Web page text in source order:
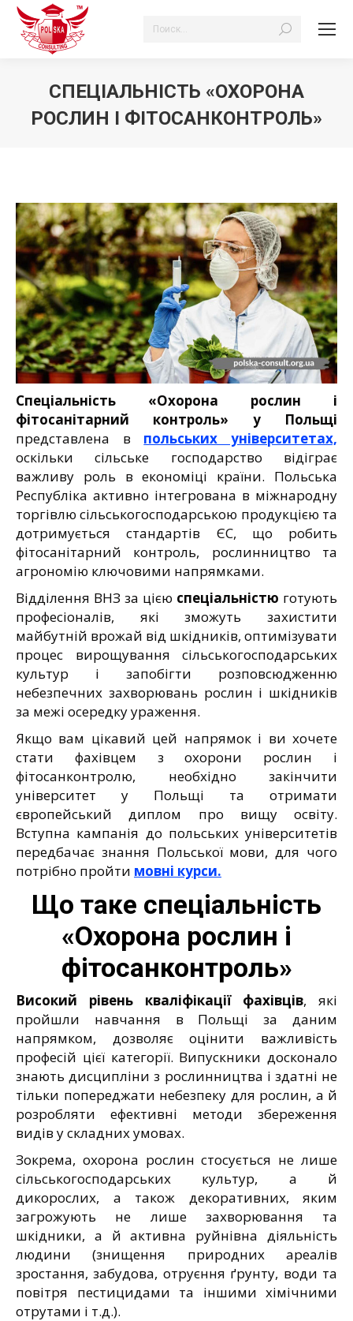
Search:
СПЕЦІАЛЬНІСТЬ «ОХОРОНА
РОСЛИН І ФІТОСАНКОНТРОЛЬ»
Спеціальність «Охорона рослин і
фітосанітарний контроль» у Польщі
представлена в польських університетах,
оскільки сільське господарство відіграє
важливу роль в економіці країни. Польська
Республіка активно інтегрована в міжнародну
торгівлю сільськогосподарською продукцією та
дотримується стандартів ЄС, що робить
фітосанітарний контроль, рослинництво та
агрономію ключовими напрямками.
Відділення ВНЗ за цією спеціальністю готують
професіоналів, які зможуть захистити
майбутній врожай від шкідників, оптимізувати
процес вирощування сільськогосподарських
культур і запобігти розповсюдженню
небезпечних захворювань рослин і шкідників
за межі осередку ураження.
Якщо вам цікавий цей напрямок і ви хочете
стати фахівцем з охорони рослин і
фітосанконтролю, необхідно закінчити
університет у Польщі та отримати
європейський диплом про вищу освіту.
Вступна кампанія до польських університетів
передбачає знання Польської мови, для чого
потрібно пройти мовні курси.
Що таке спеціальність
«Охорона рослин і
фітосанконтроль»
Високий рівень кваліфікації фахівців, які
пройшли навчання в Польщі за даним
напрямком, дозволяє оцінити важливість
професій цієї категорії. Випускники досконало
знають дисципліни з рослинництва і здатні не
тільки попереджати небезпеку для рослин, а й
розробляти ефективні методи збереження
видів у складних умовах.
Зокрема, охорона рослин стосується не лише
сільськогосподарських культур, а й
дикорослих, а також декоративних, яким
загрожують не лише захворювання та
шкідники, а й активна руйнівна діяльність
людини (знищення природних ареалів
зростання, забудова, отруєння ґрунту, води та
повітря пестицидами та іншими хімічними
отрутами і т.д.).